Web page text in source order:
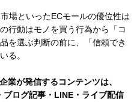
場といったECモールの優位性は
行動はモノを買う行為から「コ
を選ぶ判断の前に、「信頼でき
る。
企業が発信するコンテンツは、
ログ記事・LINE・ライブ配信